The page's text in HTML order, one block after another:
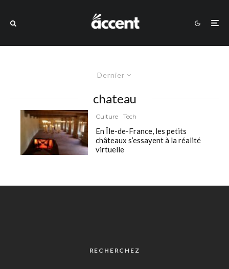
Dernier
chateau
Culture Tech
En Île-de-France, les petits
châteaux s’essayent à la réalité
virtuelle
RECHERCHEZ